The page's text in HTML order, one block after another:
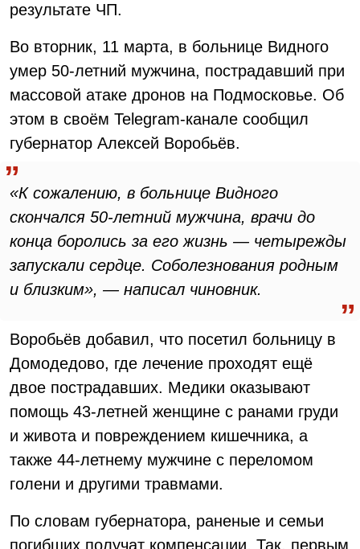
результате ЧП.
Во вторник, 11 марта, в больнице Видного
умер 50-летний мужчина, пострадавший при
массовой атаке дронов на Подмосковье. Об
этом в своём Telegram-канале сообщил
губернатор Алексей Воробьёв.
«К сожалению, в больнице Видного
скончался 50-летний мужчина, врачи до
конца боролись за его жизнь — четырежды
запускали сердце. Соболезнования родным
и близким», — написал чиновник.
Воробьёв добавил, что посетил больницу в
Домодедово, где лечение проходят ещё
двое пострадавших. Медики оказывают
помощь 43-летней женщине с ранами груди
и живота и повреждением кишечника, а
также 44-летнему мужчине с переломом
голени и другими травмами.
По словам губернатора, раненые и семьи
погибших получат компенсации. Так, первым